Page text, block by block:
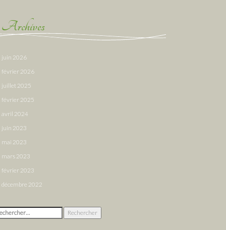
Archives
juin 2026
février 2026
juillet 2025
février 2025
avril 2024
juin 2023
mai 2023
mars 2023
février 2023
décembre 2022
: